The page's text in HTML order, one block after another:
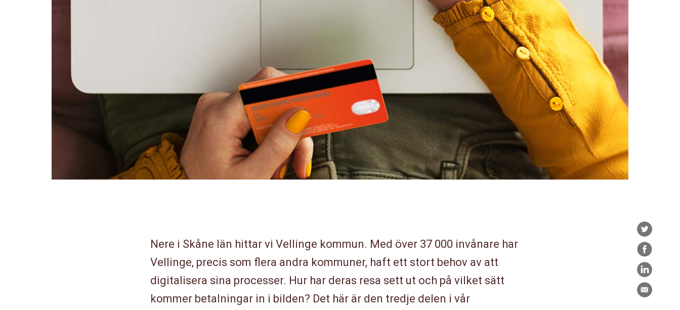
Twitter
Facebook
LinkedIn
E-
post
Nere i Skåne län hittar vi Vellinge kommun. Med över 37 000 invånare har
Vellinge, precis som flera andra kommuner, haft ett stort behov av att
digitalisera sina processer. Hur har deras resa sett ut och på vilket sätt
kommer betalningar in i bilden? Det här är den tredje delen i vår